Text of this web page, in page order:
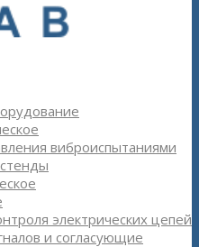
виброиспытаниями
электрических цепей
и согласующие